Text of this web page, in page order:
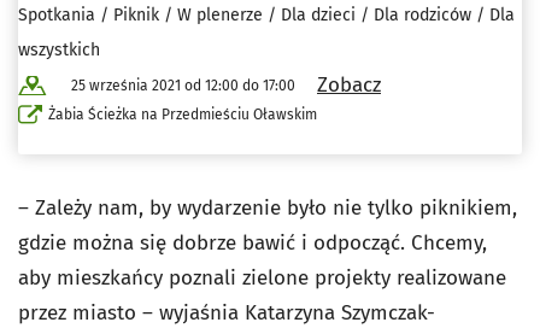
Spotkania / Piknik / W plenerze / Dla dzieci / Dla rodziców / Dla
wszystkich
25 września 2021 od 12:00 do 17:00
Żabia Ścieżka na Przedmieściu Oławskim
Zobacz
– Zależy nam, by wydarzenie było nie tylko piknikiem,
gdzie można się dobrze bawić i odpocząć. Chcemy,
aby mieszkańcy poznali zielone projekty realizowane
przez miasto – wyjaśnia Katarzyna Szymczak-